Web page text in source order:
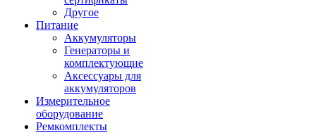
Другое
Питание
Аккумуляторы
Генераторы и
комплектующие
Аксессуары для
аккумуляторов
Измерительное
оборудование
Ремкомплекты